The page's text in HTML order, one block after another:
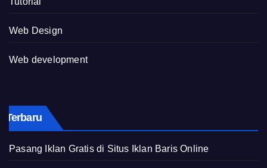
Web Design
Web development
Terbaru
Pasang Iklan Gratis di Situs Iklan Baris Online